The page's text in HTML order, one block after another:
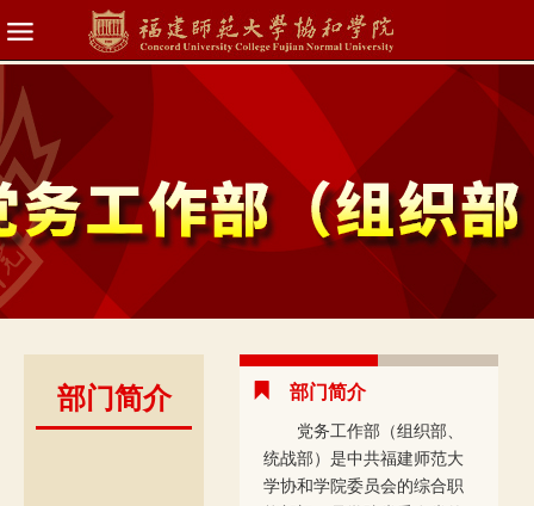
部门简介 部门简介
党务工作部（组织部、
统战部）是中共福建师范大
学协和学院委员会的综合职